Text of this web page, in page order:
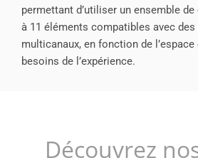
permettant d’utiliser un ensemble
à 11 éléments compatibles avec
multicanaux, en fonction de
besoins de l’expérience.
Découvrez